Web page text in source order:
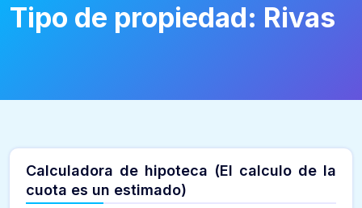
Tipo de propiedad: Rivas
Calculadora de hipoteca (El calculo de la
cuota es un estimado)